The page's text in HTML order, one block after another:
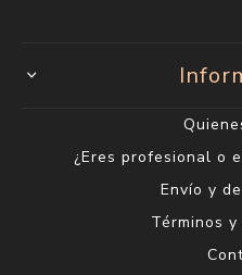
¿Eres profesional o
Envío y
Términos